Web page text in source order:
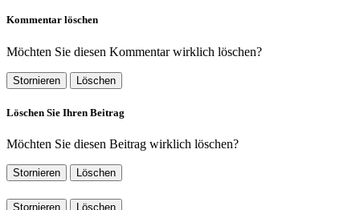
Kommentar löschen
Möchten Sie diesen Kommentar wirklich löschen?
Stornieren Löschen
Löschen Sie Ihren Beitrag
Möchten Sie diesen Beitrag wirklich löschen?
Stornieren Löschen
Stornieren Löschen